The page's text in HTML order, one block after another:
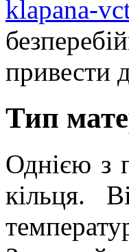
klapana-
привести
Тип
Однією з
кільця.